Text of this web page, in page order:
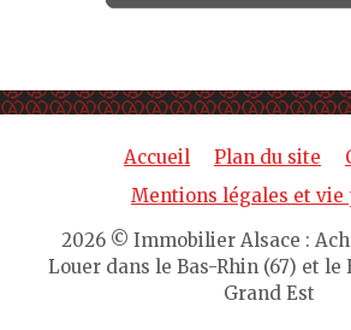
Accueil Plan du site
Mentions légales et vie
2026 © Immobilier Alsace :
Louer dans le Bas-Rhin (67) et le
Grand Est